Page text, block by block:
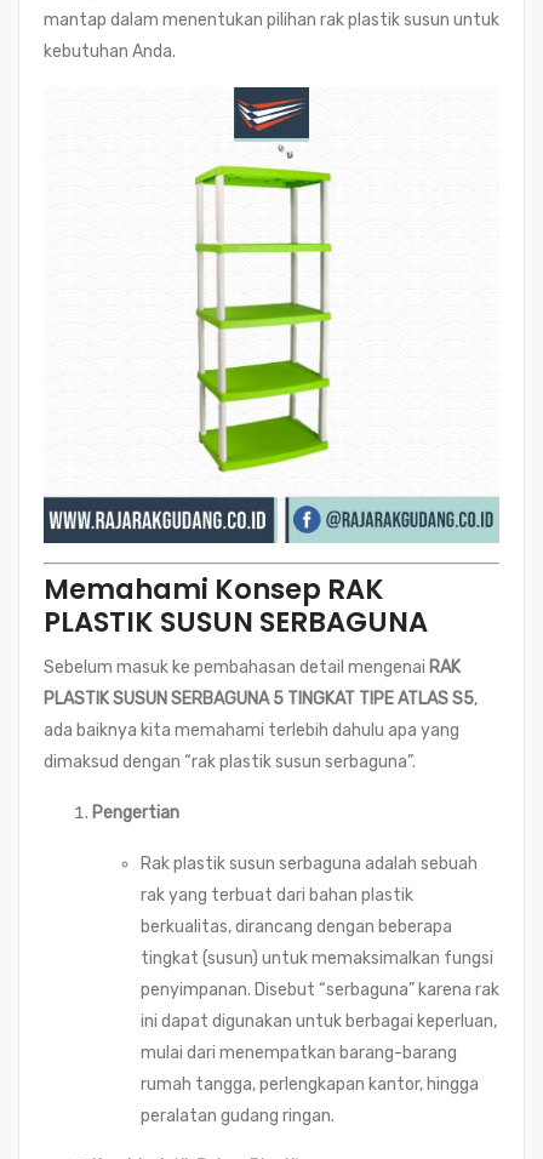
mantap dalam menentukan pilihan rak plastik susun untuk
kebutuhan Anda.
Memahami Konsep RAK
PLASTIK SUSUN SERBAGUNA
Sebelum masuk ke pembahasan detail mengenai RAK
PLASTIK SUSUN SERBAGUNA 5 TINGKAT TIPE ATLAS S5,
ada baiknya kita memahami terlebih dahulu apa yang
dimaksud dengan “rak plastik susun serbaguna”.
Pengertian
Rak plastik susun serbaguna adalah sebuah
rak yang terbuat dari bahan plastik
berkualitas, dirancang dengan beberapa
tingkat (susun) untuk memaksimalkan fungsi
penyimpanan. Disebut “serbaguna” karena rak
ini dapat digunakan untuk berbagai keperluan,
mulai dari menempatkan barang-barang
rumah tangga, perlengkapan kantor, hingga
peralatan gudang ringan.